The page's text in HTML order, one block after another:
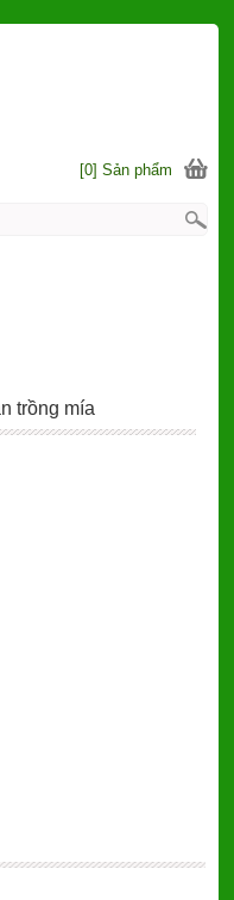
trồng mía
[0] Sản phẩm